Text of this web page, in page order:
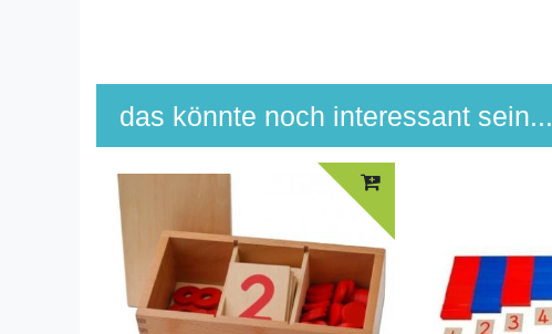
das könnte noch interessant sein...